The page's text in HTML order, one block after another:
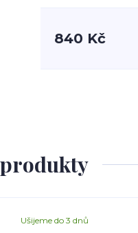
840 Kč
Ušijeme do 3 dnů